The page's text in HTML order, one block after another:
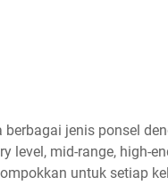
jenis ponsel
level, mid-range, high-
untuk setiap